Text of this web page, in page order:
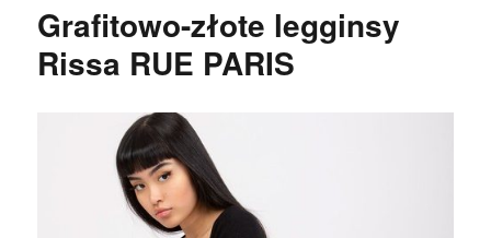
Grafitowo-złote legginsy
Rissa RUE PARIS